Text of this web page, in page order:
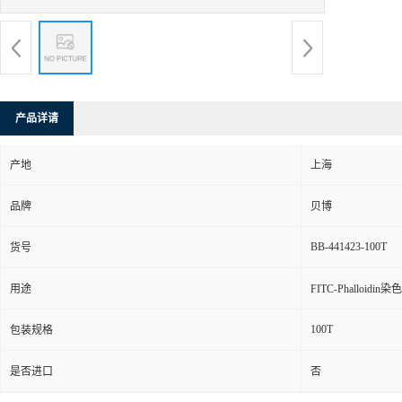
产品详请
产地 上海
品牌 贝博
货号 BB-441423-100T
用途 FITC-Phalloidin染
包装规格 100T
是否进口 否